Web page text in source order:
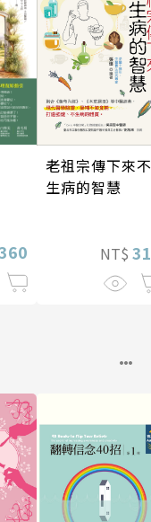
老祖宗傳下來不
生病的智慧
NT$